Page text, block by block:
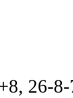
26-